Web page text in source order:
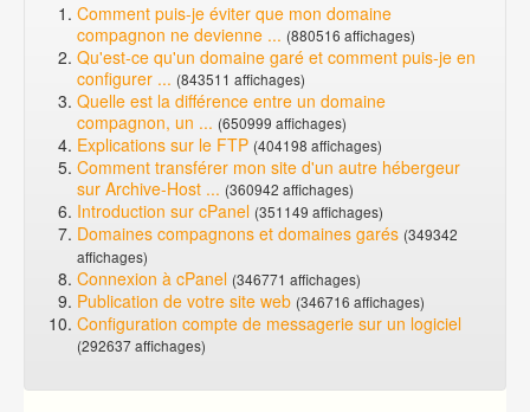
Comment puis-je éviter que mon domaine
compagnon ne devienne ... (880516 affichages)
Qu'est-ce qu'un domaine garé et comment puis-je en
configurer ... (843511 affichages)
Quelle est la différence entre un domaine
compagnon, un ... (650999 affichages)
Explications sur le FTP (404198 affichages)
Comment transférer mon site d'un autre hébergeur
sur Archive-Host ... (360942 affichages)
Introduction sur cPanel (351149 affichages)
Domaines compagnons et domaines garés (349342
affichages)
Connexion à cPanel (346771 affichages)
Publication de votre site web (346716 affichages)
Configuration compte de messagerie sur un logiciel
(292637 affichages)